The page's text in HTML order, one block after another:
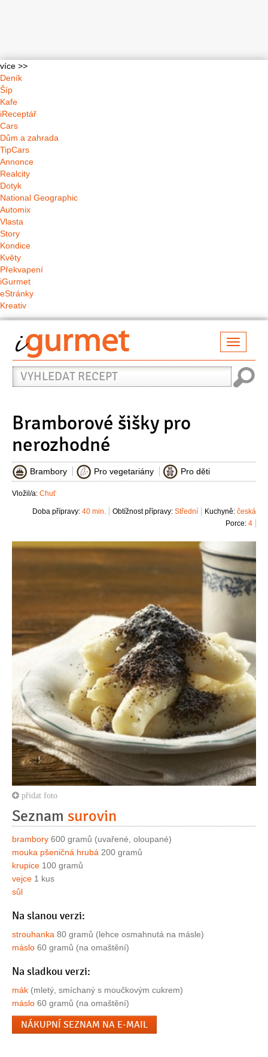
více >>
Deník
Šíp
Kafe
iReceptář
Cars
Dům a zahrada
TipCars
Annonce
Realcity
Dotyk
National Geographic
Automix
Vlasta
Story
Kondice
Květy
Překvapení
iGurmet
eStránky
Kreativ
Vyhledat
recept
Bramborové šišky pro
nerozhodné
Brambory Pro vegetariány Pro děti
Vložil/a: Chuť
Kuchyně: česká
Obtížnost přípravy: Střední
Doba přípravy: 40 min.
Porce: 4
přidat foto
Seznam surovin
brambory 600 gramů (uvařené, oloupané)
mouka pšeničná hrubá 200 gramů
krupice 100 gramů
vejce 1 kus
sůl
Na slanou verzi:
strouhanka 80 gramů (lehce osmahnutá na másle)
máslo 60 gramů (na omaštění)
Na sladkou verzi:
mák (mletý, smíchaný s moučkovým cukrem)
máslo 60 gramů (na omaštění)
NÁKUPNÍ SEZNAM NA E-MAIL